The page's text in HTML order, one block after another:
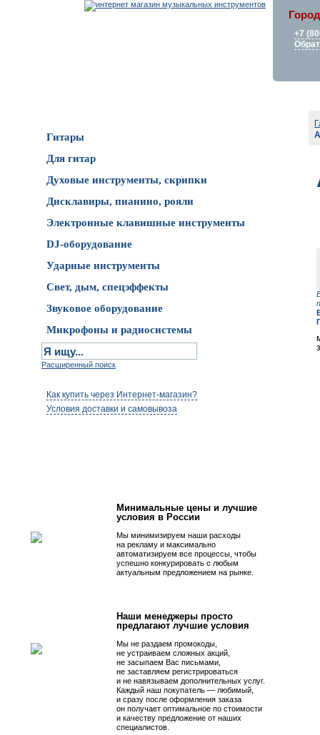
+7
Гитары
Для гитар
Духовые инструменты, скрипки
Дисклавиры, пианино, рояли
Электронные клавишные инструменты
DJ-оборудование
Ударные инструменты
Свет, дым, спецэффекты
Звуковое оборудование
Микрофоны и радиосистемы
Расширенный поиск
Как купить через Интернет-магазин?
Условия доставки и самовывоза
Минимальные цены и лучшие
условия в России
Мы минимизируем наши расходы
на рекламу и максимально
автоматизируем все процессы, чтобы
успешно конкурировать с любым
актуальным предложением на рынке.
Наши менеджеры просто
предлагают лучшие условия
Мы не раздаем промокоды,
не устраиваем сложных акций,
не засыпаем Вас письмами,
не заставляем регистрироваться
и не навязываем дополнительных услуг.
Каждый наш покупатель — любимый,
и сразу после оформления заказа
он получает оптимальное по стоимости
и качеству предложение от наших
специалистов.